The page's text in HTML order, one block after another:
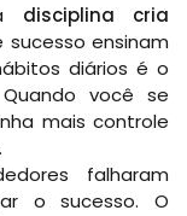
disciplina cria
sucesso ensinam
diários é o
você se
mais controle
falharam
o sucesso. O